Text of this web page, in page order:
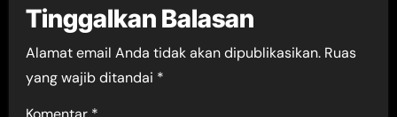
Tinggalkan Balasan
Alamat email Anda tidak akan dipublikasikan. Ruas
yang wajib ditandai *